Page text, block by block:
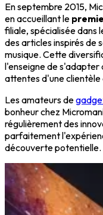
En septembre 2015,
en accueillant le
filiale, spécialisée dans
des articles inspirés de
musique. Cette
l'enseigne de s'adapter
attentes d'une clientèle
Les amateurs de
bonheur chez
régulièrement des
parfaitement
découverte potentielle.